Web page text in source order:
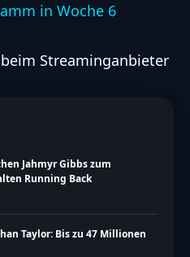
in Woche 6
Streaminganbieter
Jahmyr Gibbs zum
Running Back
Taylor: Bis zu 47 Millionen